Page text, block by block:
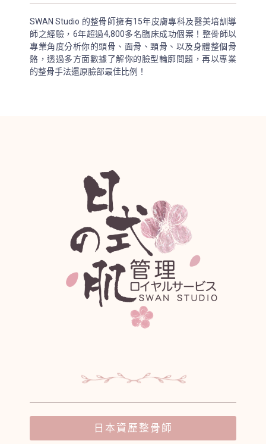
SWAN Studio 的整骨師擁有15年皮膚專科及醫美培訓導
師之經驗，6年超過4,800多名臨床成功個案！整骨師以
專業角度分析你的頭骨、面骨、頸骨、以及身體整個骨
骼，透過多方面數據了解你的臉型輪廓問題，再以專業
的整骨手法還原臉部最佳比例！
日本資歷整骨師